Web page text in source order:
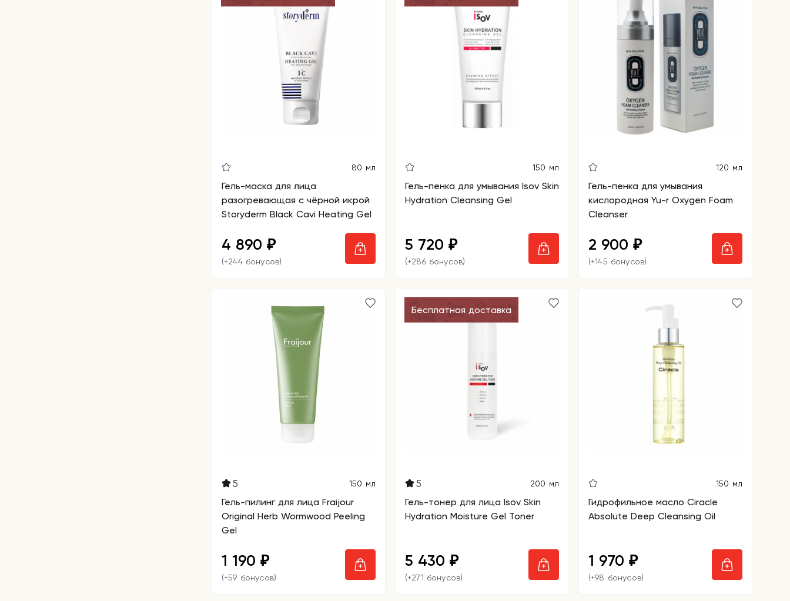
80 мл
Гель-маска для лица
разогревающая с чёрной икрой
Storyderm Black Cavi Heating Gel
4 890 ₽
(+244 бонусов)
150 мл
Гель-пенка для умывания Isov Skin
Hydration Cleansing Gel
5 720 ₽
(+286 бонусов)
120 мл
Гель-пенка для умывания
кислородная Yu-r Oxygen Foam
Cleanser
2 900 ₽
(+145 бонусов)
5 150 мл
Гель-пилинг для лица Fraijour
Original Herb Wormwood Peeling
Gel
1 190 ₽
(+59 бонусов)
Бесплатная доставка
5 200 мл
Гель-тонер для лица Isov Skin
Hydration Moisture Gel Toner
5 430 ₽
(+271 бонусов)
150 мл
Гидрофильное масло Ciracle
Absolute Deep Cleansing Oil
1 970 ₽
(+98 бонусов)